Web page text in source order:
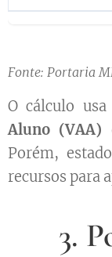
Fonte: Portaria
O cálculo
Aluno (VAA)
Porém,
recursos para
3.